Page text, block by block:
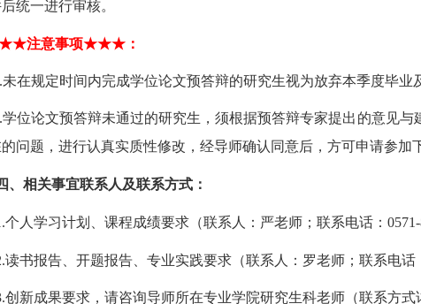
后统一进行审核。
注意事项★★★ ：
未在规定时间内完成学位论文预答辩的研究生视为放弃本季度毕业
学位论文预答辩未通过的研究生，须根据预答辩专家提出的意见
问题，进行认真实质性修改，经导师确认同意后， 方可申请参加
、相关事宜联系人及联系方式：
个人学习计划、课程成绩要求（联系人：严老师；联系电话：
读书报告、开题报告、专业实践要求（联系人：罗老师；联系电话
.创新成果要求，请咨询导师所在专业学院研究生科老师（联系方式